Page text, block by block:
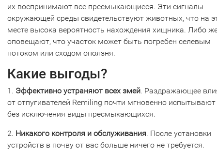
их воспринимают все пресмыкающиеся. Эти сигналы
окружающей среды свидетельствуют животных, что на
месте высока вероятность нахождения хищника. Либо
оповещают, что участок может быть погребен селевым
потоком или сходом оползня.
Какие выгоды?
1. Эффективно устраняют всех змей. Раздражающее
от отпугивателей Remiling почти мгновенно испытывают
без исключения виды пресмыкающихся.
2. Никакого контроля и обслуживания. После установки
устройств в почву от вас больше ничего не требуется.